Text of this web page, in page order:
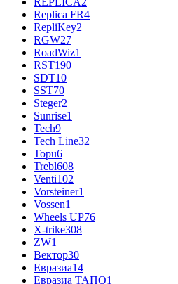
Replica FR4
RepliKey2
RGW27
RoadWiz1
RST190
SDT10
SST70
Steger2
Sunrise1
Tech9
Tech Line32
Topu6
Trebl608
Venti102
Vorsteiner1
Vossen1
Wheels UP76
X-trike308
ZW1
Вектор30
Евразиа14
Евразиа ТАПО1